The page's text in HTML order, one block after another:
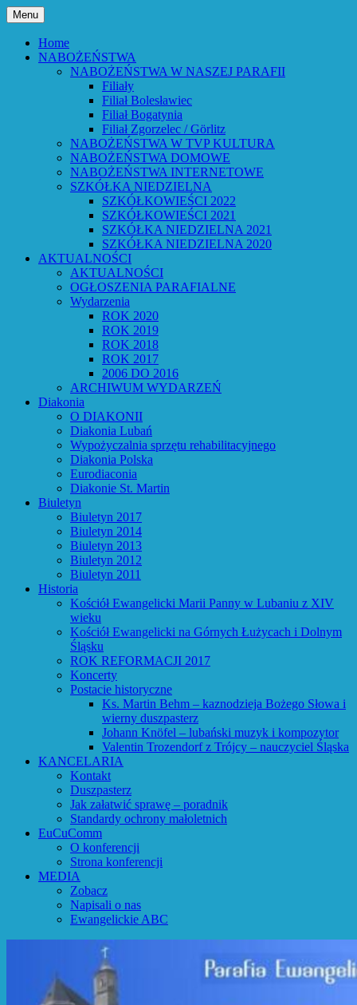
Przejdź
do
treściParafia Ewangelicko-
Augsburska w Lubaniu
czynię – Obj 21,5 – Słowo Boże Roku
Pańskiego 2026
Menu
Home
NABOŻEŃSTWA
NABOŻEŃSTWA W NASZEJ PARAFII
Filiały
Filiał Bolesławiec
Filiał Bogatynia
Filiał Zgorzelec / Görlitz
NABOŻEŃSTWA W TVP KULTURA
NABOŻEŃSTWA DOMOWE
NABOŻEŃSTWA INTERNETOWE
SZKÓŁKA NIEDZIELNA
SZKÓŁKOWIEŚCI 2022
SZKÓŁKOWIEŚCI 2021
SZKÓŁKA NIEDZIELNA 2021
SZKÓŁKA NIEDZIELNA 2020
AKTUALNOŚCI
AKTUALNOŚCI
OGŁOSZENIA PARAFIALNE
Wydarzenia
ROK 2020
ROK 2019
ROK 2018
ROK 2017
2006 DO 2016
ARCHIWUM WYDARZEŃ
Diakonia
O DIAKONII
Diakonia Lubań
Wypożyczalnia sprzętu rehabilitacyjnego
Diakonia Polska
Eurodiaconia
Diakonie St. Martin
Biuletyn
Biuletyn 2017
Biuletyn 2014
Biuletyn 2013
Biuletyn 2012
Biuletyn 2011
Historia
Kościół Ewangelicki Marii Panny w Lubaniu z XIV
wieku
Kościół Ewangelicki na Górnych Łużycach i Dolnym
Śląsku
ROK REFORMACJI 2017
Koncerty
Postacie historyczne
Ks. Martin Behm – kaznodzieja Bożego Słowa i
wierny duszpasterz
Johann Knöfel – lubański muzyk i kompozytor
Valentin Trozendorf z Trójcy – nauczyciel Śląska
KANCELARIA
Kontakt
Duszpasterz
Jak załatwić sprawę – poradnik
Standardy ochrony małoletnich
EuCuComm
O konferencji
Strona konferencji
MEDIA
Zobacz
Napisali o nas
Ewangelickie ABC